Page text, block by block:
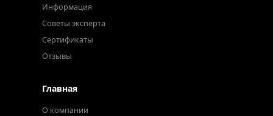
Информация
Советы эксперта
Сертификаты
Отзывы
Главная
О компании